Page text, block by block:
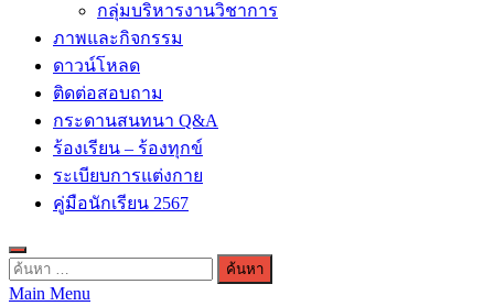
กลุ่มบริหารงานวิชาการ
ภาพและกิจกรรม
ดาวน์โหลด
ติดต่อสอบถาม
กระดานสนทนา Q&A
ร้องเรียน – ร้องทุกข์
ระเบียบการแต่งกาย
คู่มือนักเรียน 2567
ค้นหา
สำหรับ:
Main Menu